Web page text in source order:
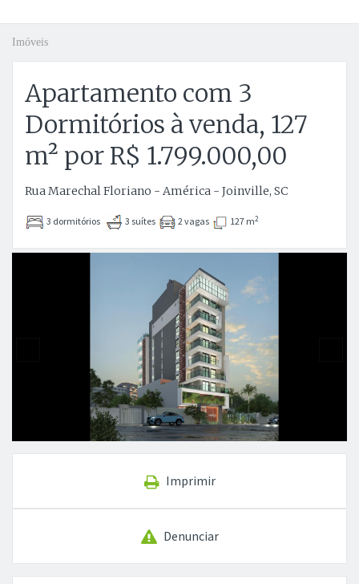
Imóveis
Apartamento com 3
Dormitórios à venda, 127
m² por R$ 1.799.000,00
Rua Marechal Floriano - América - Joinville, SC
3 dormitórios 3 suítes 2 vagas 127 m2
Imprimir
Denunciar